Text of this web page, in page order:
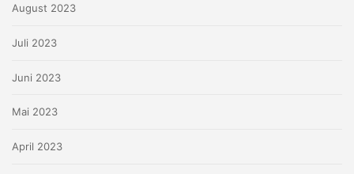
August 2023
Juli 2023
Juni 2023
Mai 2023
April 2023